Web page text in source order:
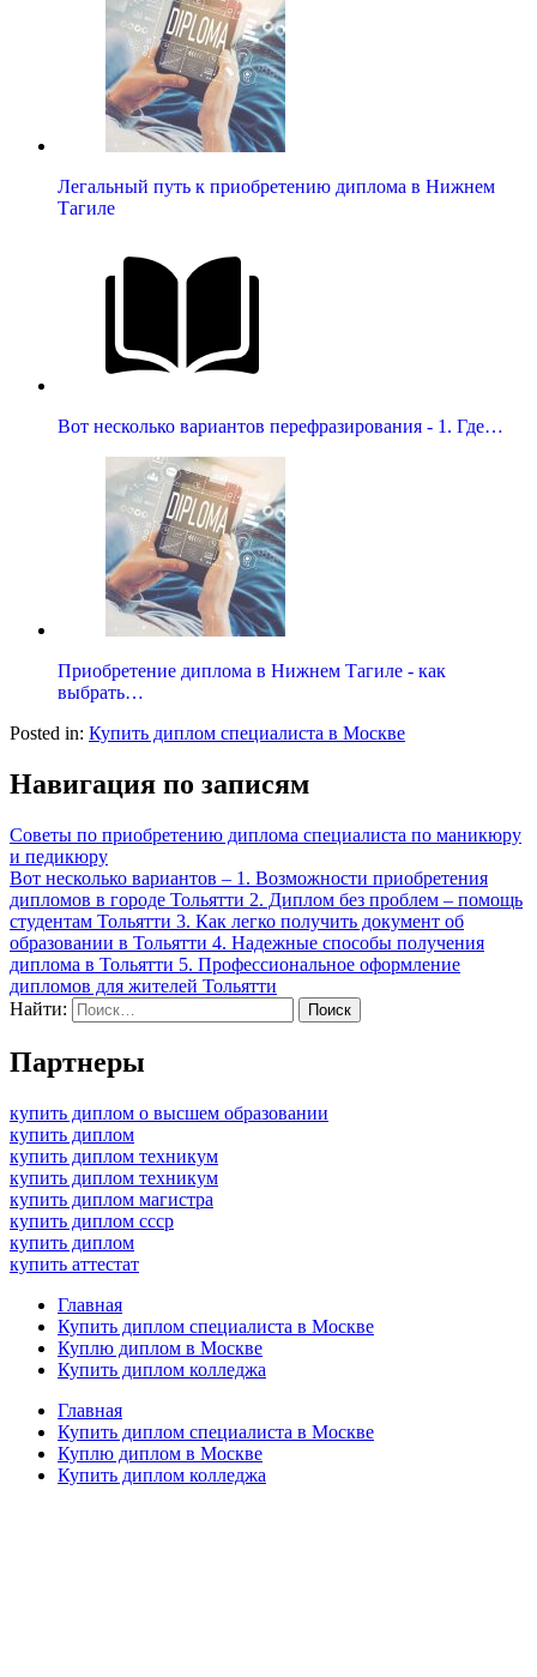
Легальный путь к приобретению диплома в Нижнем
Тагиле
Вот несколько вариантов перефразирования - 1. Где…
Приобретение диплома в Нижнем Тагиле - как
выбрать…
Posted in: Купить диплом специалиста в Москве
Навигация по записям
Советы по приобретению диплома специалиста по маникюру
и педикюру
Вот несколько вариантов – 1. Возможности приобретения
дипломов в городе Тольятти 2. Диплом без проблем – помощь
студентам Тольятти 3. Как легко получить документ об
образовании в Тольятти 4. Надежные способы получения
диплома в Тольятти 5. Профессиональное оформление
дипломов для жителей Тольятти
Найти:
Партнеры
купить диплом о высшем образовании
купить диплом
купить диплом техникум
купить диплом техникум
купить диплом магистра
купить диплом ссср
купить диплом
купить аттестат
Главная
Купить диплом специалиста в Москве
Куплю диплом в Москве
Купить диплом колледжа
Главная
Купить диплом специалиста в Москве
Куплю диплом в Москве
Купить диплом колледжа